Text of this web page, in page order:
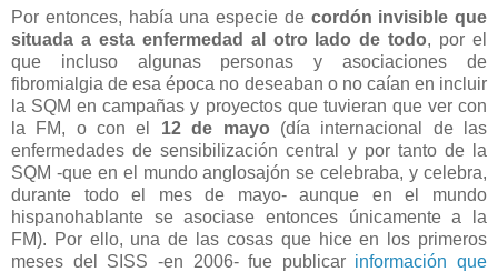
Por entonces, había una especie de cordón invisible que
situada a esta enfermedad al otro lado de todo, por el
que incluso algunas personas y asociaciones de
fibromialgia de esa época no deseaban o no caían en incluir
la SQM en campañas y proyectos que tuvieran que ver con
la FM, o con el 12 de mayo (día internacional de las
enfermedades de sensibilización central y por tanto de la
SQM -que en el mundo anglosajón se celebraba, y celebra,
durante todo el mes de mayo- aunque en el mundo
hispanohablante se asociase entonces únicamente a la
FM). Por ello, una de las cosas que hice en los primeros
meses del SISS -en 2006- fue publicar información que